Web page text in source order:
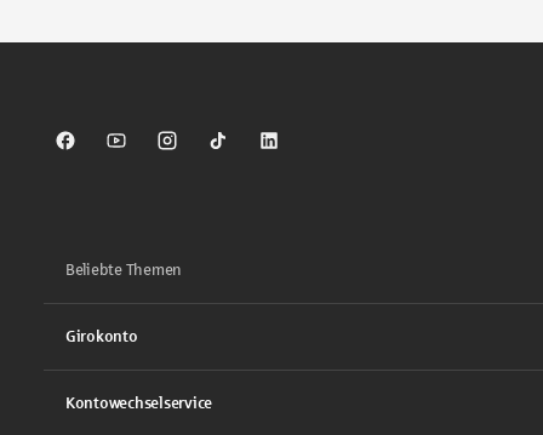
Sparkasse auf Facebook
Sparkasse auf Youtube
Sparkasse auf Instagram
Sparkasse auf TikTok
Sparkasse auf LinkedIn
Beliebte Themen
Girokonto
Kontowechselservice